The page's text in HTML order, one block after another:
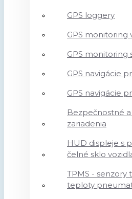
GPS loggery
GPS monitoring
GPS monitoring
GPS navigácie
GPS navigácie
Bezpečnostné
zariadenia
HUD displeje s
čelné sklo
TPMS - senzory
teploty